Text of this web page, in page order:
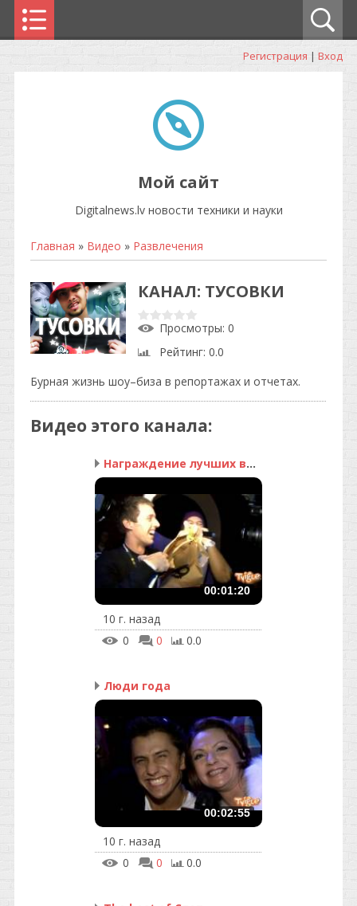
Регистрация | Вход
Мой сайт
Digitalnews.lv новости техники и науки
Главная » Видео » Развлечения
КАНАЛ: ТУСОВКИ
Просмотры: 0
Рейтинг: 0.0
Бурная жизнь шоу–биза в репортажах и отчетах.
Видео этого канала:
Награждение лучших вирт...
00:01:20
10 г. назад
0
0 0.0
Люди года
00:02:55
10 г. назад
0
0 0.0